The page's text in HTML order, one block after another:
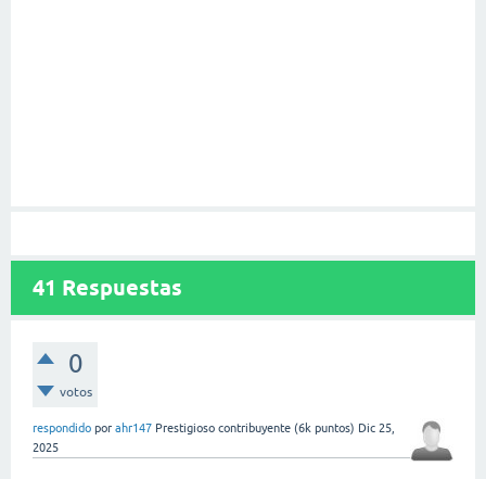
41 Respuestas
0
votos
respondido por ahr147 Prestigioso contribuyente (6k puntos) Dic 25,
2025